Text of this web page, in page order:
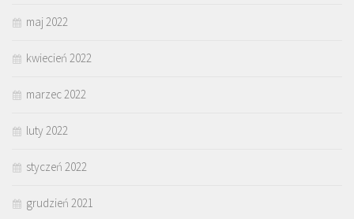
maj 2022
kwiecień 2022
marzec 2022
luty 2022
styczeń 2022
grudzień 2021